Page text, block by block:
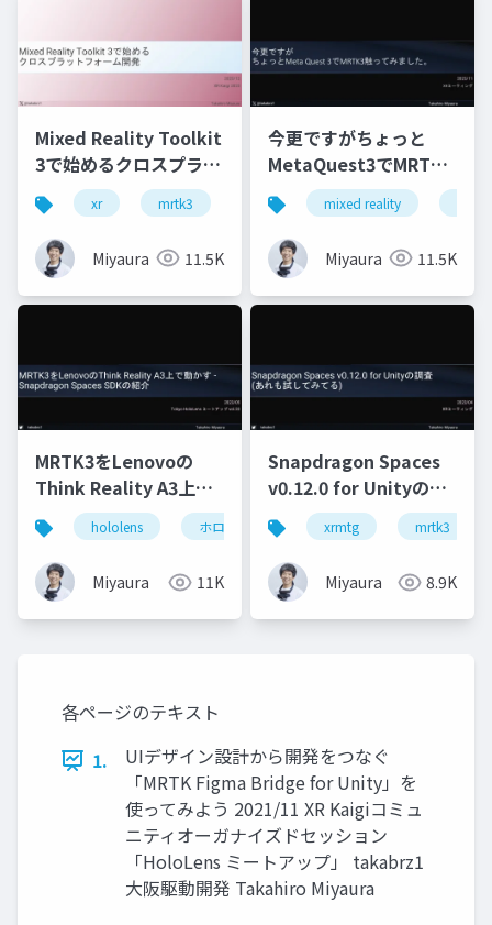
Mixed Reality Toolkit
3で始めるクロスプラッ
トフォーム開発
xr mrtk3 metaquest3 snapdragonspaces
Miyaura 11.5K
今更ですがちょっと
MetaQuest3でMRTK3
触ってみました
mixed reality
Miyaura 11.5K
MRTK3をLenovoの
Think Reality A3上で
動かす - Snapdragon
Spaces SDKの紹介
hololens ホロマジ snapdragonspaces
Miyaura 11K
Snapdragon Spaces
v0.12.0 for Unityの調
査(あれも試してみて
る)
xrmtg mrtk3
Miyaura 8.9K
各ページのテキスト
1.
UIデザイン設計から開発をつなぐ
「MRTK Figma Bridge for Unity」を
使ってみよう 2021/11 XR Kaigiコミュ
ニティオーガナイズドセッション
「HoloLens ミートアップ」 takabrz1
大阪駆動開発 Takahiro Miyaura